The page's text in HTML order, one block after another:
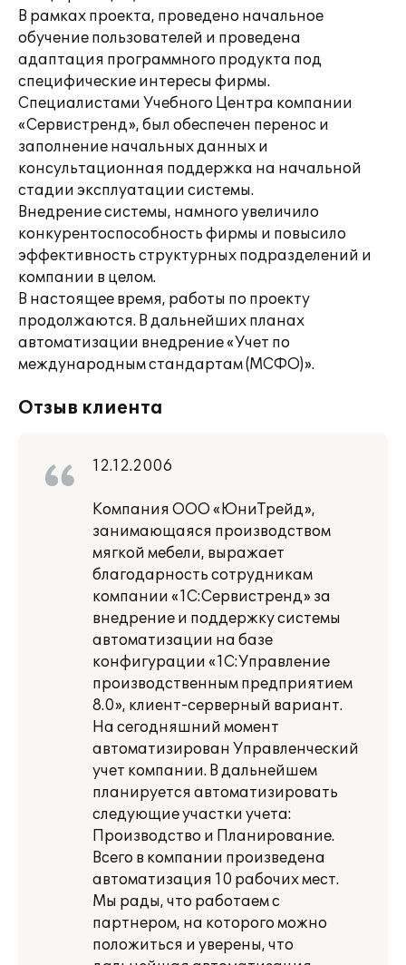
В рамках проекта, проведено начальное
обучение пользователей и проведена
адаптация программного продукта под
специфические интересы фирмы.
Специалистами Учебного Центра компании
«Сервистренд», был обеспечен перенос и
заполнение начальных данных и
консультационная поддержка на начальной
стадии эксплуатации системы.
Внедрение системы, намного увеличило
конкурентоспособность фирмы и повысило
эффективность структурных подразделений и
компании в целом.
В настоящее время, работы по проекту
продолжаются. В дальнейших планах
автоматизации внедрение «Учет по
международным стандартам (МСФО)».
Отзыв клиента
12.12.2006
Компания ООО «ЮниТрейд»,
занимающаяся производством
мягкой мебели, выражает
благодарность сотрудникам
компании «1С:Сервистренд» за
внедрение и поддержку системы
автоматизации на базе
конфигурации «1С:Управление
производственным предприятием
8.0», клиент-серверный вариант.
На сегодняшний момент
автоматизирован Управленческий
учет компании. В дальнейшем
планируется автоматизировать
следующие участки учета:
Производство и Планирование.
Всего в компании произведена
автоматизация 10 рабочих мест.
Мы рады, что работаем с
партнером, на которого можно
положиться и уверены, что